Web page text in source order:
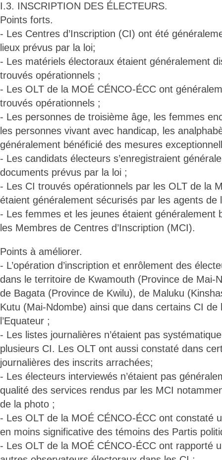
I.3. INSCRIPTION DES ÉLECTEURS.
Points forts.
- Les Centres d’Inscription (CI) ont été
lieux prévus par la loi;
- Les matériels électoraux étaient généralement
trouvés opérationnels ;
- Les OLT de la MOÉ CÉNCO-ÉCC ont
trouvés opérationnels ;
- Les personnes de troisième âge, les femmes
les personnes vivant avec handicap, les
généralement bénéficié des mesures
- Les candidats électeurs s’enregistraient
documents prévus par la loi ;
- Les CI trouvés opérationnels par les OLT de la
étaient généralement sécurisés par les agents de
- Les femmes et les jeunes étaient généralement
les Membres de Centres d’Inscription (MCI).
Points à améliorer.
- L’opération d’inscription et enrôlement des
dans le territoire de Kwamouth (Province de Mai-
de Bagata (Province de Kwilu), de Maluku
Kutu (Mai-Ndombe) ainsi que dans certains CI de
l’Equateur ;
- Les listes journalières n’étaient pas
plusieurs CI. Les OLT ont aussi constaté dans
journalières des inscrits arrachées;
- Les électeurs interviewés n’étaient pas
qualité des services rendus par les MCI
de la photo ;
- Les OLT de la MOÉ CÉNCO-ÉCC ont constaté
en moins significative des témoins des Partis
- Les OLT de la MOÉ CÉNCO-ÉCC ont rapporté